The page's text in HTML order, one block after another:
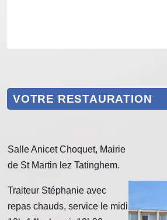
VOTRE RESTAURATION
Salle Anicet Choquet, Mairie
de St Martin lez Tatinghem.
Traiteur Stéphanie avec
repas chauds, service le midi